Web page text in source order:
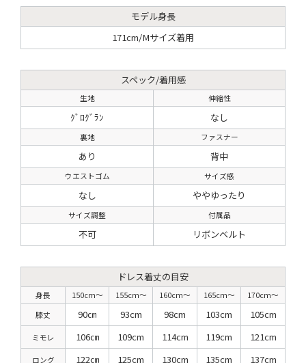
モデル身長
171cm/Mサイズ着用
スペック/着用感
生地 伸縮性
ｸﾞﾛｸﾞﾗﾝ なし
裏地 ファスナー
あり 背中
ウエストゴム サイズ感
なし ややゆったり
サイズ調整 付属品
不可 リボンベルト
ドレス着丈の目安
身長 150cm〜 155cm〜 160cm〜 165cm〜
170cm〜
膝丈
90㎝ 93cm 98cm 103cm 105cm
ミモレ 106㎝ 109cm 114cm 119cm 121cm
ロング 122㎝ 125cm 130cm 135cm 137cm